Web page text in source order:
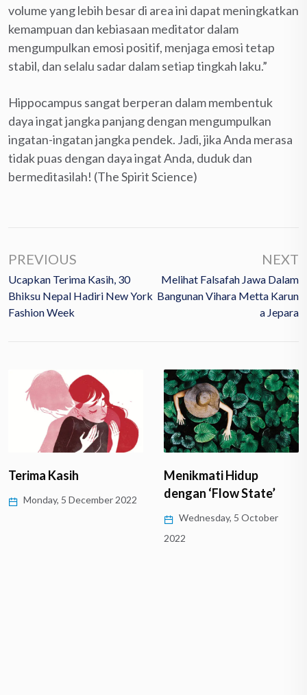
volume yang lebih besar di area ini dapat meningkatkan
kemampuan dan kebiasaan meditator dalam
mengumpulkan emosi positif, menjaga emosi tetap
stabil, dan selalu sadar dalam setiap tingkah laku.”
Hippocampus sangat berperan dalam membentuk
daya ingat jangka panjang dengan mengumpulkan
ingatan-ingatan jangka pendek. Jadi, jika Anda merasa
tidak puas dengan daya ingat Anda, duduk dan
bermeditasilah! (The Spirit Science)
PREVIOUS
Ucapkan Terima Kasih, 30
Bhiksu Nepal Hadiri New York
Fashion Week
NEXT
Melihat Falsafah Jawa Dalam
Bangunan Vihara Metta Karun
A Jepara
Terima Kasih
Monday, 5 December 2022
Menikmati Hidup
dengan ‘Flow State’
Wednesday, 5 October
2022